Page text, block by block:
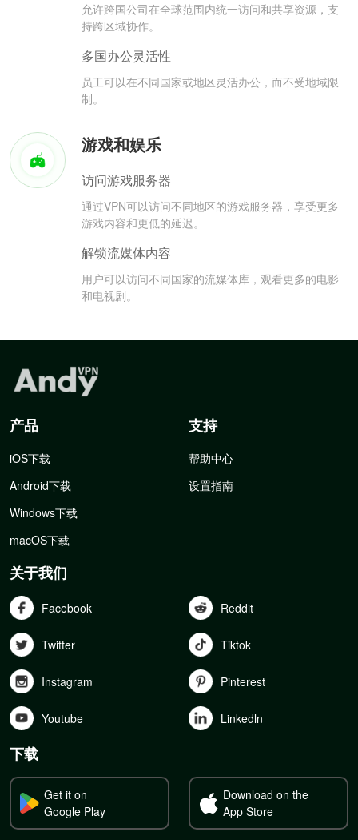
允许跨国公司在全球范围内统一访问和共享资源，支
持跨区域协作。
多国办公灵活性
员工可以在不同国家或地区灵活办公，而不受地域限
制。
游戏和娱乐
访问游戏服务器
通过VPN可以访问不同地区的游戏服务器，享受更多
游戏内容和更低的延迟。
解锁流媒体内容
用户可以访问不同国家的流媒体库，观看更多的电影
和电视剧。
产品
iOS下载
Android下载
Windows下载
macOS下载
支持
帮助中心
设置指南
关于我们
Facebook Reddit
Twitter Tiktok
Instagram Pinterest
Youtube Linkedln
下载
Get it on
Google Play
Download on the
App Store